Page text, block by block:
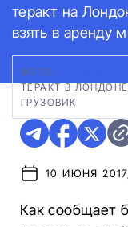
теракт на
взять в аренду
ФОТО:
ТЕРАКТ В
ГРУЗОВИК
10 ИЮНЯ
Как сообщает